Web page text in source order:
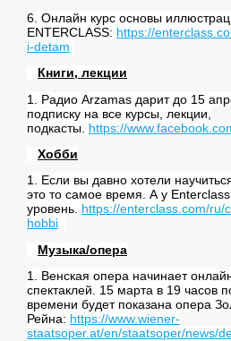
6. Онлайн курс основы
ENTERCLASS: https://
i-detam
Книги, лекции
1. Радио Arzamas дарит до 15
подписку на все курсы, лекции,
подкасты. https://
Хобби
1. Если вы давно хотели
это то самое время. А у
уровень. https://enterclass.com/ru/
hobbi
Музыка/опера
1. Венская опера начинает
спектаклей. 15 марта в 19 часов
времени будет показана опера
Рейна: https://www.wiener-
staatsoper.at/en/staatsoper/news/